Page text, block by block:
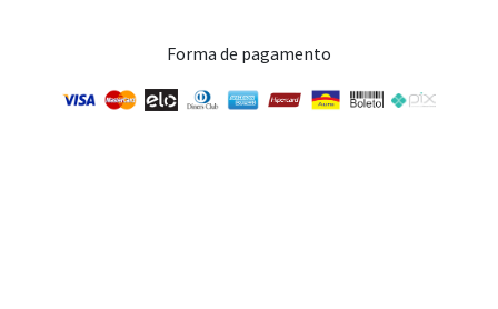
Forma de pagamento